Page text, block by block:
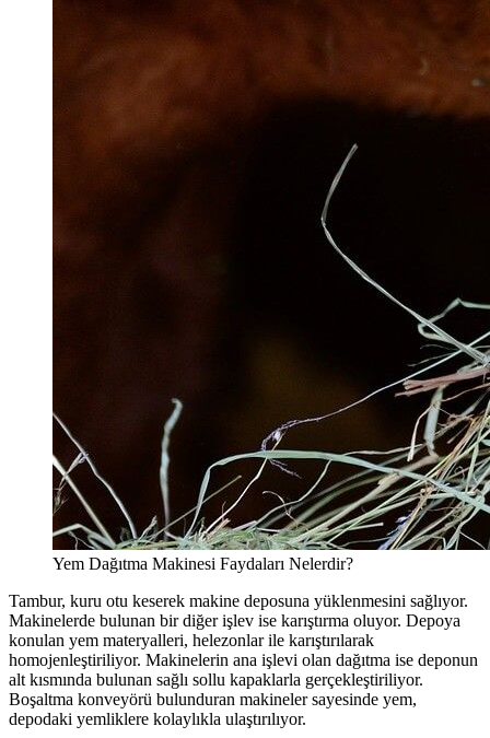
Yem Dağıtma Makinesi Faydaları Nelerdir?
Tambur, kuru otu keserek makine deposuna yüklenmesini sağlıyor.
Makinelerde bulunan bir diğer işlev ise karıştırma oluyor. Depoya
konulan yem materyalleri, helezonlar ile karıştırılarak
homojenleştiriliyor. Makinelerin ana işlevi olan dağıtma ise deponun
alt kısmında bulunan sağlı sollu kapaklarla gerçekleştiriliyor.
Boşaltma konveyörü bulunduran makineler sayesinde yem,
depodaki yemliklere kolaylıkla ulaştırılıyor.